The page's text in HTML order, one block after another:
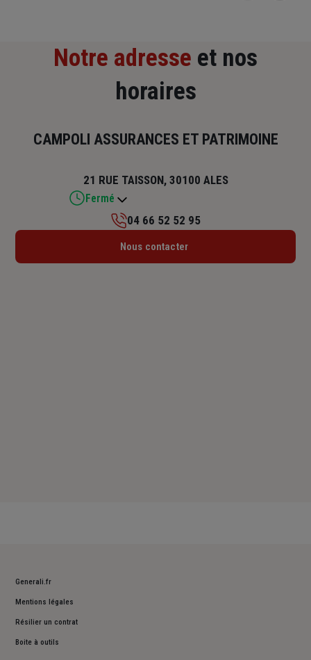
Notre adresse et nos
horaires
CAMPOLI ASSURANCES ET PATRIMOINE
21 RUE TAISSON, 30100 ALES
Fermé
Lundi : 14h – 17h30
04 66 52 52 95
Nous contacter
Generali.fr
Mentions légales
Résilier un contrat
Boite à outils